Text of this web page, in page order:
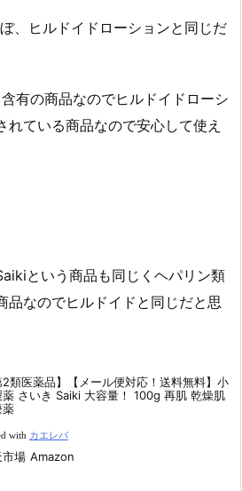
、ヒルドイドローションと同じだ
有の商品なのでヒルドイドローシ
れている商品なので安心して使え
という商品も同じくヘパリン類
品なのでヒルドイドと同じだと思
2類医薬品】【メール便対応！送料無料】小
薬 さいき Saiki 大容量！ 100g 再肌 乾燥肌
薬
with カエレバ
市場 Amazon